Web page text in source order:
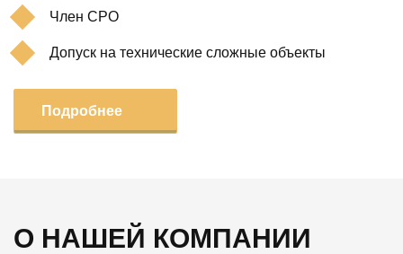
Член СРО
Допуск на технические сложные объекты
Подробнее
О НАШЕЙ КОМПАНИИ